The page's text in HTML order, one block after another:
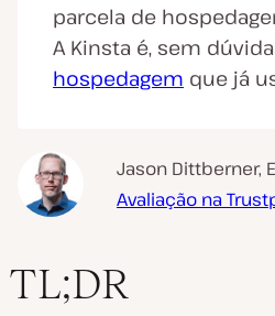
parcela de
A Kinsta é, sem
hospedagem que já
Jason Dittberner,
Avaliação na
TL;DR